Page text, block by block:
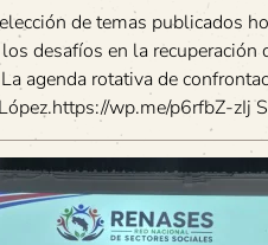
de temas publicados
desafíos en la
agenda rotativa de
wp.me/p6rfbZ-zIj